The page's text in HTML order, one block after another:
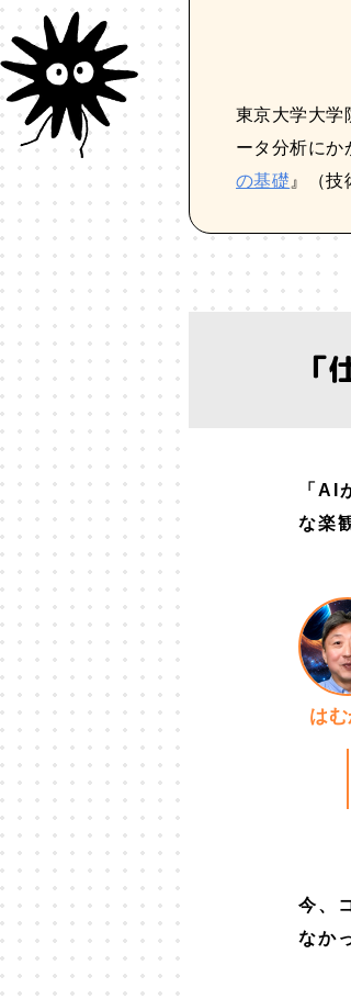
東京大学大学
ータ分析にか
の基礎 』（技
「
「AI
な楽
は
今、
なか